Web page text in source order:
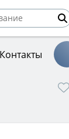
Контакты